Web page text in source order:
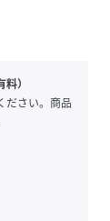
立したコッ
すたびに心
）
ださい。商品